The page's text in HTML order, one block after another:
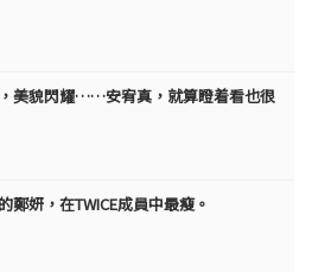
美貌閃耀……安宥真，就算瞪着看也很
鄭妍，在TWICE成員中最瘦。